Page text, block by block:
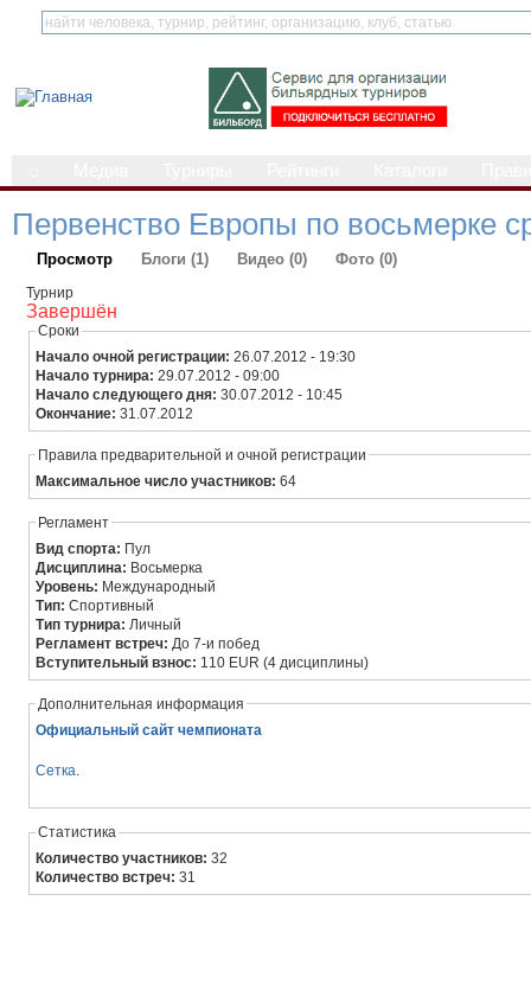
Первенство Европы по восьмерке
Просмотр Блоги (1) Видео (0) Фото (0)
Турнир
Завершён
Сроки
Начало очной регистрации:26.07.2012 - 19:30
Начало турнира:29.07.2012 - 09:00
Начало следующего дня:30.07.2012 - 10:45
Окончание:31.07.2012
Правила предварительной и очной регистрации
Максимальное число участников:64
Регламент
Вид спорта: Пул
Дисциплина: Восьмерка
Уровень: Международный
Тип:Спортивный
Тип турнира: Личный
Регламент встреч: До 7-и побед
Вступительный взнос: 110 EUR (4 дисциплины)
Дополнительная информация
Официальный сайт чемпионата
Сетка
Статистика
Количество участников:32
Количество встреч:31